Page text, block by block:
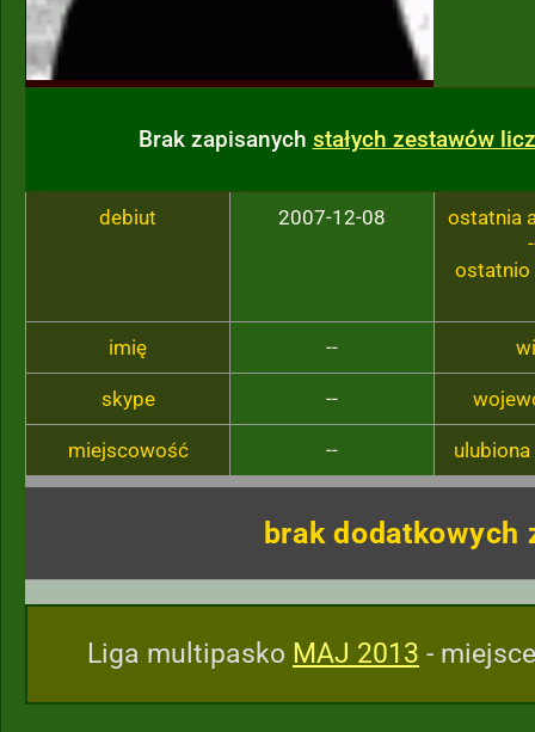
Brak zapisanych stałych zestawów
debiut 2007-12-08
ostatnia
ostatnio
imię --
skype --
miejscowość --
brak dodatkowych
Liga multipasko MAJ 2013 -